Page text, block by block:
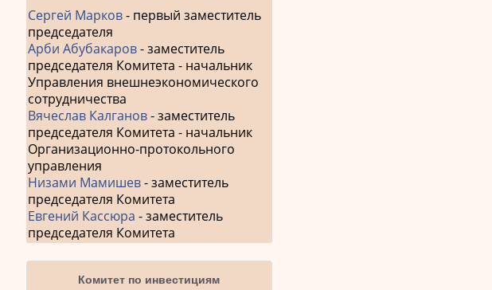
Сергей Марков- первый заместитель
председателя
Арби Абубакаров- заместитель
председателя Комитета - начальник
Управления внешнеэкономического
сотрудничества
Вячеслав Калганов- заместитель
председателя Комитета - начальник
Организационно-протокольного
управления
Низами Мамишев- заместитель
председателя Комитета
Евгений Кассюра - заместитель
председателя Комитета
Комитет по инвестициям